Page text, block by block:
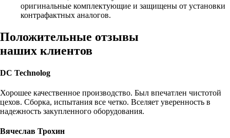
оригинальные комплектующие и защищены от установки
контрафактных аналогов.
Положительные отзывы
наших клиентов
DC Technolog
Хорошее качественное производство. Был впечатлен чистотой
цехов. Сборка, испытания все четко. Вселяет уверенность в
надежность закупленного оборудования.
Вячеслав Трохин